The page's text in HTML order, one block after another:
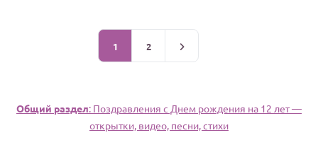
1 2
Общий раздел: Поздравления c Днем рождения на 12 лет —
открытки, видео, песни, стихи